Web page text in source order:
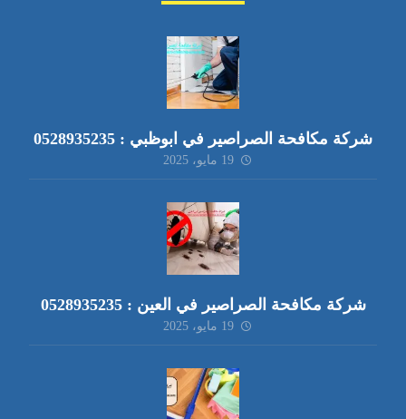
شركة مكافحة الصراصير في ابوظبي : 0528935235
19 مايو، 2025
شركة مكافحة الصراصير في العين : 0528935235
19 مايو، 2025